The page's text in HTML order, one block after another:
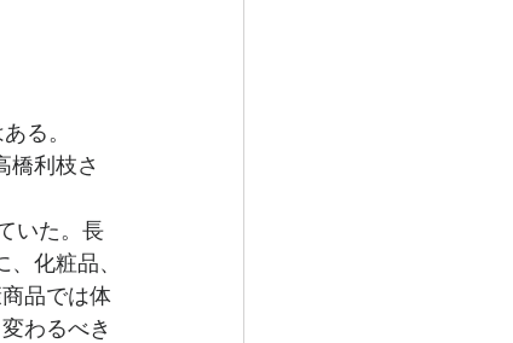
る。
橋利枝さ
いた。長
化粧品、
品では体
わるべき